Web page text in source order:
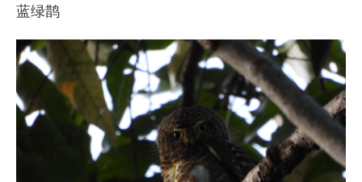
蓝绿鹊